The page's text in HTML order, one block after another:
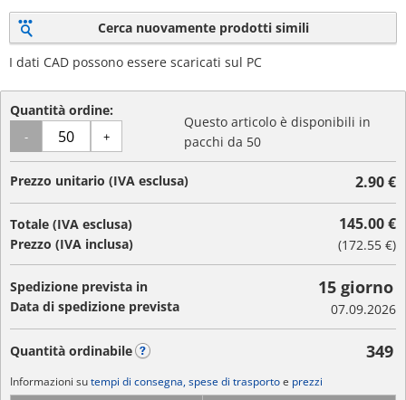
Cerca nuovamente prodotti simili
I dati CAD possono essere scaricati sul PC
Quantità ordine:
- +
Questo articolo è disponibili in
pacchi da 50
Prezzo unitario (IVA esclusa) 2.90 €
Totale (IVA esclusa)
Prezzo (IVA inclusa)
145.00 €
(172.55 €)
Spedizione prevista in
Data di spedizione prevista
15 giorno
07.09.2026
Quantità ordinabile 349
Informazioni sutempi di consegna, spese di trasportoe prezzi